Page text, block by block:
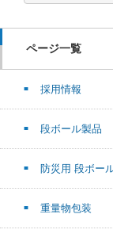
ページ一覧
採用情報
段ボール製品
防災用 段ボー
重量物包装